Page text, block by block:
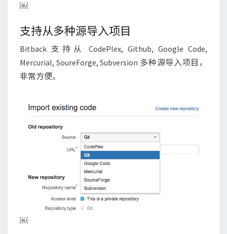
￼
支持从多种源导入项目
Bitback 支持从 CodePlex, Github, Google Code,
Mercurial, SoureForge, Subversion 多种源导入项目，
非常方便。
￼